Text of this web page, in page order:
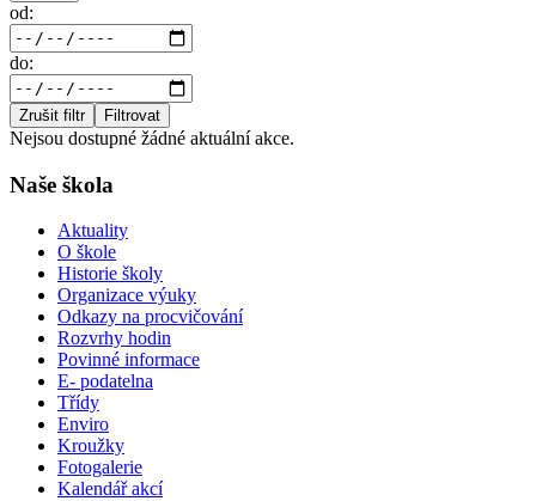
od:
do:
Zrušit filtr Filtrovat
Nejsou dostupné žádné aktuální akce.
Naše škola
Aktuality
O škole
Historie školy
Organizace výuky
Odkazy na procvičování
Rozvrhy hodin
Povinné informace
E- podatelna
Třídy
Enviro
Kroužky
Fotogalerie
Kalendář akcí